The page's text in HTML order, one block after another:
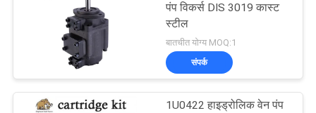
साइटमैपहाइड्रोलिक ट्रैक्टर पंप
पंप विकर्स DIS 3019 कास्ट
स्टील
बातचीत योग्य MOQ:1
संपर्क
1U0422 हाइड्रोलिक वेन पंप